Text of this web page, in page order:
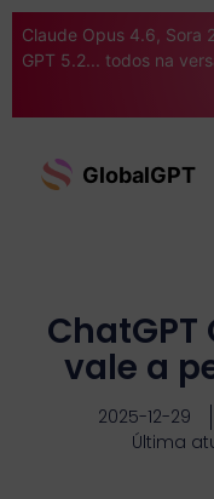
Claude Opus 4.6, Sora
GPT 5.2... todos na
GlobalGPT
ChatGPT
vale a
2025-12-29
Última